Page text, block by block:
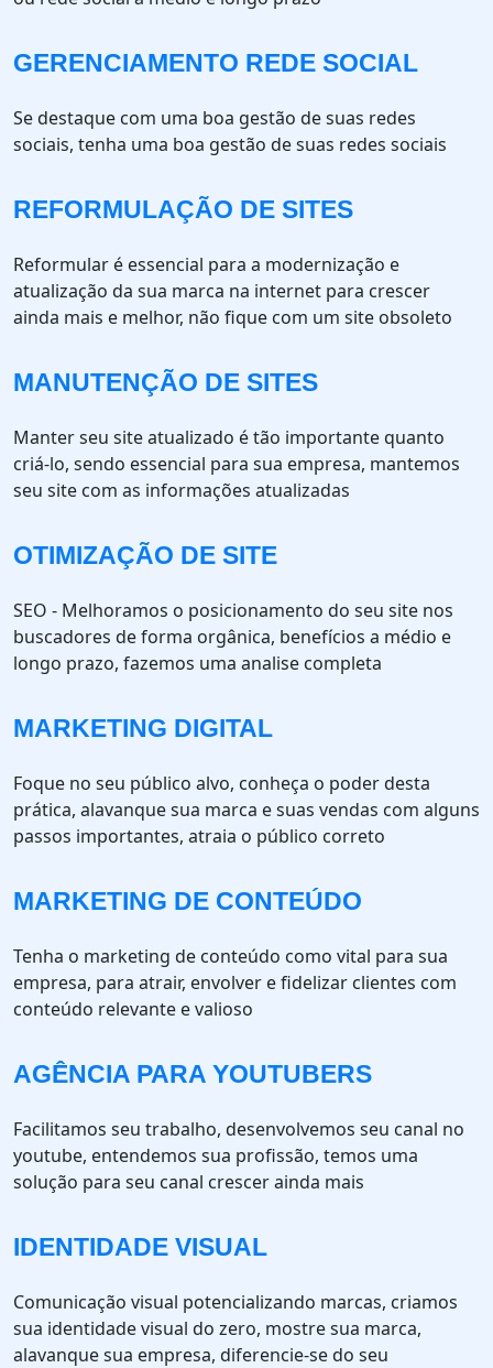
GERENCIAMENTO REDE SOCIAL
Se destaque com uma boa gestão de suas redes
sociais, tenha uma boa gestão de suas redes sociais
REFORMULAÇÃO DE SITES
Reformular é essencial para a modernização e
atualização da sua marca na internet para crescer
ainda mais e melhor, não fique com um site obsoleto
MANUTENÇÃO DE SITES
Manter seu site atualizado é tão importante quanto
criá-lo, sendo essencial para sua empresa, mantemos
seu site com as informações atualizadas
OTIMIZAÇÃO DE SITE
SEO - Melhoramos o posicionamento do seu site nos
buscadores de forma orgânica, benefícios a médio e
longo prazo, fazemos uma analise completa
MARKETING DIGITAL
Foque no seu público alvo, conheça o poder desta
prática, alavanque sua marca e suas vendas com alguns
passos importantes, atraia o público correto
MARKETING DE CONTEÚDO
Tenha o marketing de conteúdo como vital para sua
empresa, para atrair, envolver e fidelizar clientes com
conteúdo relevante e valioso
AGÊNCIA PARA YOUTUBERS
Facilitamos seu trabalho, desenvolvemos seu canal no
youtube, entendemos sua profissão, temos uma
solução para seu canal crescer ainda mais
IDENTIDADE VISUAL
Comunicação visual potencializando marcas, criamos
sua identidade visual do zero, mostre sua marca,
alavanque sua empresa, diferencie-se do seu